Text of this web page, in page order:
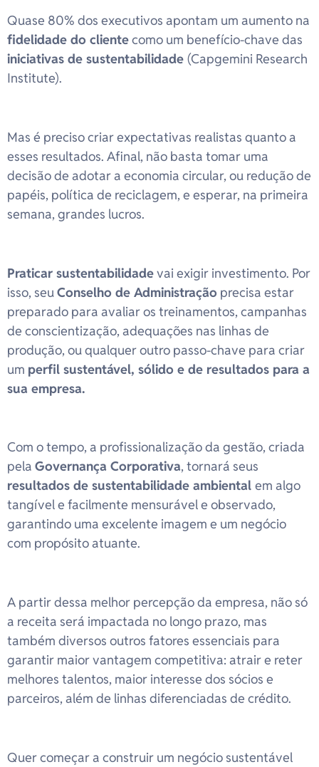
Quase 80% dos executivos apontam um aumento na
fidelidade do clientecomo um benefício-chave das
iniciativas de sustentabilidade (Capgemini Research
Institute).
Mas é preciso criar expectativas realistas quanto a
esses resultados. Afinal, não basta tomar uma
decisão de adotar a economia circular, ou redução de
papéis, política de reciclagem, e esperar, na primeira
semana, grandes lucros.
Praticar sustentabilidadevai exigir investimento. Por
isso, seuConselho de Administração precisa estar
preparado para avaliar os treinamentos, campanhas
de conscientização, adequações nas linhas de
produção, ou qualquer outro passo-chave para criar
um perfil sustentável, sólido e de resultados para a
sua empresa.
Com o tempo, a profissionalização da gestão, criada
pela Governança Corporativa, tornará seus
resultados de sustentabilidade ambiental em algo
tangível e facilmente mensurável e observado,
garantindo uma excelente imagem e um negócio
com propósito atuante.
A partir dessa melhor percepção da empresa, não só
a receita será impactada no longo prazo, mas
também diversos outros fatores essenciais para
garantir maior vantagem competitiva: atrair e reter
melhores talentos, maior interesse dos sócios e
parceiros, além de linhas diferenciadas de crédito.
Quer começar a construir um negócio sustentável